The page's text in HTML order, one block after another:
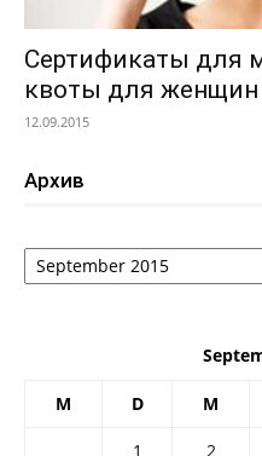
Сертификаты для
квоты для женщин
12.09.2015
Архив
Архив
M D M
1 2